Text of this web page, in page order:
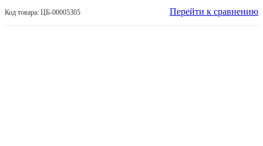
Код товара: ЦБ-00005305 Перейти к сравнению